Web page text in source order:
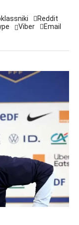
Reddit
Viber Email